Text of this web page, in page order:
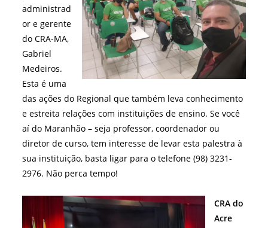
administrad
or e gerente
do CRA-MA,
Gabriel
Medeiros.
Esta é uma
das ações do Regional que também leva conhecimento
e estreita relações com instituições de ensino. Se você
aí do Maranhão – seja professor, coordenador ou
diretor de curso, tem interesse de levar esta palestra à
sua instituição, basta ligar para o telefone (98) 3231-
2976. Não perca tempo!
CRA do
Acre